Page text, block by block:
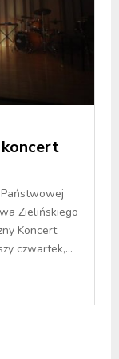
Zielińskiego
Koncert
czwartek,...